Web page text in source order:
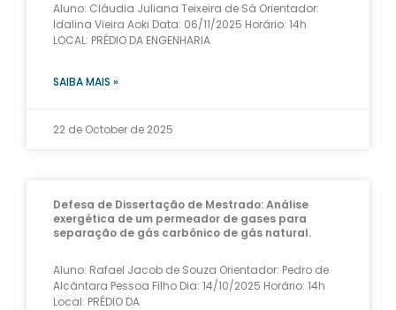
Aluno: Cláudia Juliana Teixeira de Sá Orientador:
Idalina Vieira Aoki Data: 06/11/2025 Horário: 14h
LOCAL: PRÉDIO DA ENGENHARIA
SAIBA MAIS »
22 de October de 2025
Defesa de Dissertação de Mestrado: Análise
exergética de um permeador de gases para
separação de gás carbônico de gás natural.
Aluno: Rafael Jacob de Souza Orientador: Pedro de
Alcântara Pessoa Filho Dia: 14/10/2025 Horário: 14h
Local: PRÉDIO DA